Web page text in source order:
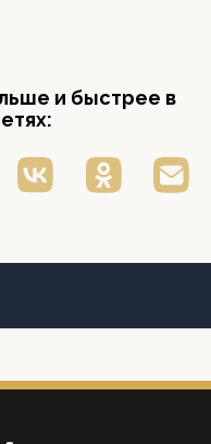
и быстрее в